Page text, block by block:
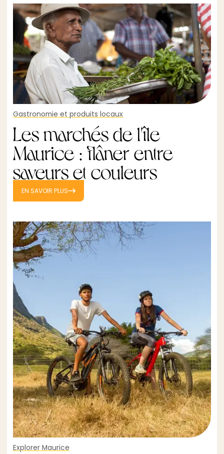
Gastronomie et produits locaux
Les marchés de l'île
Maurice : flâner entre
saveurs et couleurs
EN SAVOIR PLUS
Explorer Maurice